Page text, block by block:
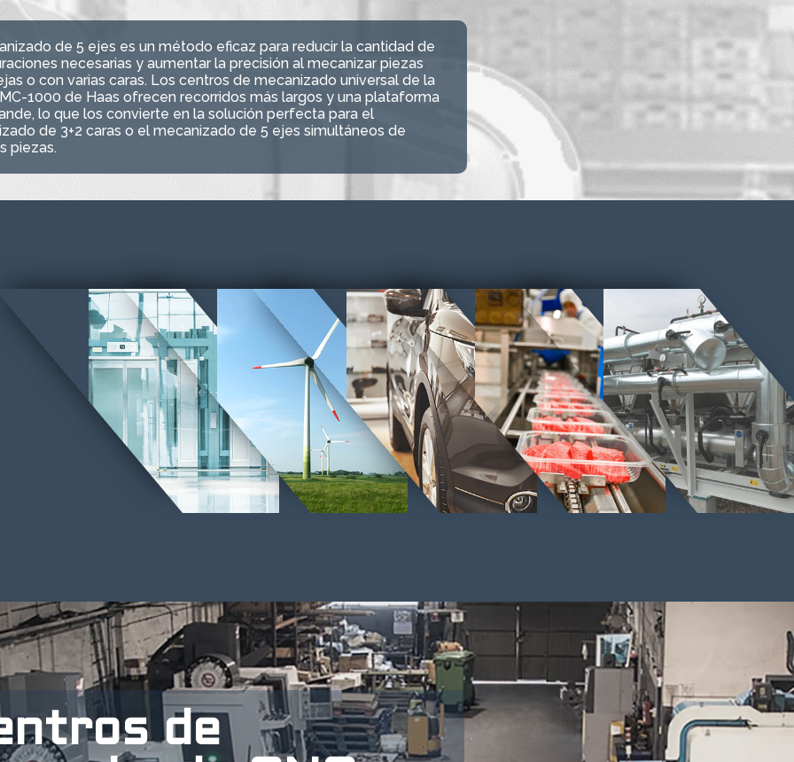
de 5 ejes es un método eficaz para reducir la cantidad de
necesarias y aumentar la precisión al mecanizar piezas
o con varias caras. Los centros de mecanizado universal de la
1000 de Haas ofrecen recorridos más largos y una plataforma
lo que los convierte en la solución perfecta para el
de 3+2 caras o el mecanizado de 5 ejes simultáneos de
piezas.
de